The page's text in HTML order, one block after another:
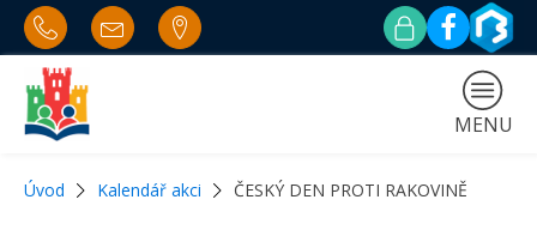
MENU
Úvod Kalendář akci ČESKÝ DEN PROTI RAKOVINĚ